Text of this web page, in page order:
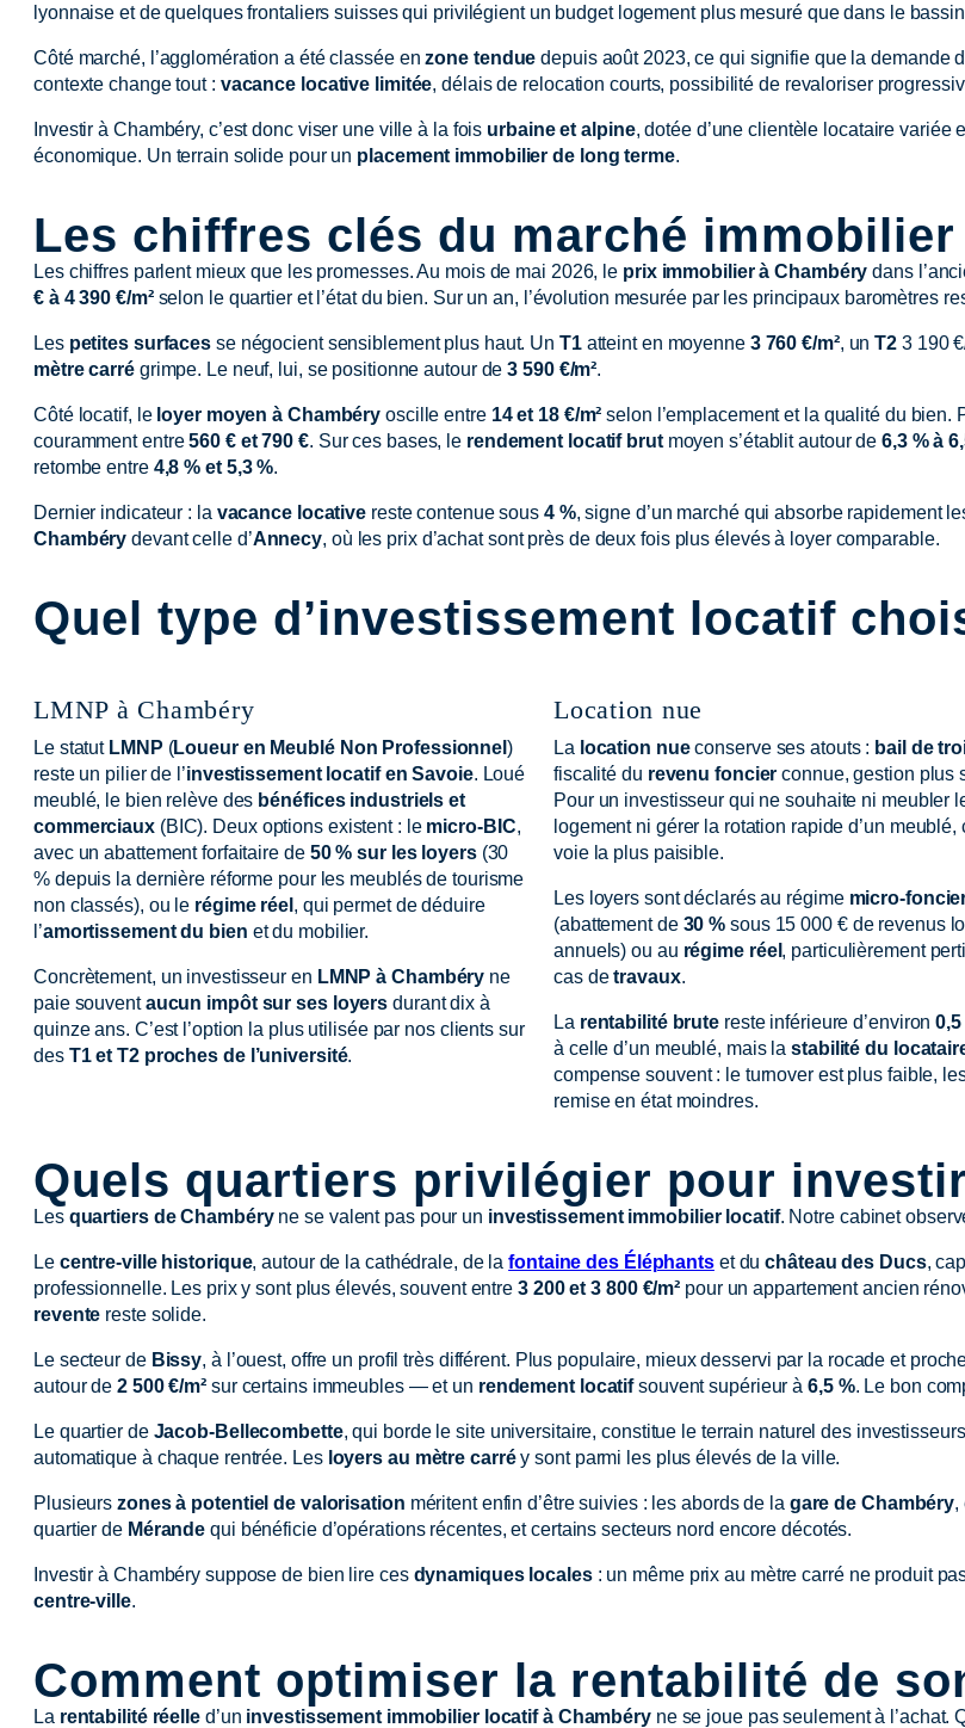
lyonnaise et de quelques frontaliers suisses qui privilégient un budget logement plus mesuré que dans le
Côté marché, l’agglomération a été classée enzone tendue depuis août 2023, ce qui signifie que la demande
contexte change tout : vacance locative limitée, délais de relocation courts, possibilité de revaloriser
Investir à Chambéry, c’est donc viser une ville à la fois urbaine et alpine, dotée d’une clientèle locataire variée
économique. Un terrain solide pour un placement immobilier de long terme.
Les chiffres clés du marché immobilier
Les chiffres parlent mieux que les promesses. Au mois de mai 2026, le prix immobilier à Chambéry dans
€ à 4 390 €/m²selon le quartier et l’état du bien. Sur un an, l’évolution mesurée par les principaux baromètres
Les petites surfaces se négocient sensiblement plus haut. Un T1atteint en moyenne 3 760 €/m², unT2 3 190
mètre carrégrimpe. Le neuf, lui, se positionne autour de3 590 €/m².
Côté locatif, le loyer moyen à Chambéry oscille entre 14 et 18 €/m² selon l’emplacement et la qualité du bien.
couramment entre560 € et 790 €. Sur ces bases, le rendement locatif brutmoyen s’établit autour de6,3 % à
retombe entre 4,8 % et 5,3 %.
Dernier indicateur : la vacance locative reste contenue sous 4 %, signe d’un marché qui absorbe rapidement
Chambéry devant celle d’Annecy, où les prix d’achat sont près de deux fois plus élevés à loyer comparable.
Quel type d’investissement locatif
LMNP à Chambéry
Le statut LMNP (Loueur en Meublé Non Professionnel)
reste un pilier de l’investissement locatif en Savoie. Loué
meublé, le bien relève des bénéfices industriels et
commerciaux(BIC). Deux options existent : le micro-BIC,
avec un abattement forfaitaire de 50 % sur les loyers(30
% depuis la dernière réforme pour les meublés de tourisme
non classés), ou le régime réel , qui permet de déduire
l’amortissement du bien et du mobilier.
Concrètement, un investisseur en LMNP à Chambéry ne
paie souventaucun impôt sur ses loyers durant dix à
quinze ans. C’est l’option la plus utilisée par nos clients sur
des T1 et T2 proches de l’université.
Location nue
La location nueconserve ses atouts : bail de
fiscalité du revenu foncier connue, gestion plus
Pour un investisseur qui ne souhaite ni meubler
logement ni gérer la rotation rapide d’un meublé,
voie la plus paisible.
Les loyers sont déclarés au régime micro-
(abattement de 30 % sous 15 000 € de revenus
annuels) ou au régime réel , particulièrement
cas detravaux.
La rentabilité brute reste inférieure d’environ
à celle d’un meublé, mais lastabilité du
compense souvent : le turnover est plus faible,
remise en état moindres.
Quels quartiers privilégier pour
Les quartiers de Chambéryne se valent pas pour un investissement immobilier locatif. Notre cabinet
Le centre-ville historique, autour de la cathédrale, de lafontaine des Éléphantset duchâteau des Ducs,
professionnelle. Les prix y sont plus élevés, souvent entre 3 200 et 3 800 €/m² pour un appartement ancien
revente reste solide.
Le secteur de Bissy, à l’ouest, offre un profil très différent. Plus populaire, mieux desservi par la rocade et
autour de2 500 €/m² sur certains immeubles — et un rendement locatifsouvent supérieur à6,5 %. Le bon
Le quartier de Jacob-Bellecombette, qui borde le site universitaire, constitue le terrain naturel des investisseurs
automatique à chaque rentrée. Les loyers au mètre carréy sont parmi les plus élevés de la ville.
Plusieurs zones à potentiel de valorisation méritent enfin d’être suivies : les abords de la gare de Chambéry,
quartier de Mérande qui bénéficie d’opérations récentes, et certains secteurs nord encore décotés.
Investir à Chambéry suppose de bien lire ces dynamiques locales: un même prix au mètre carré ne produit
centre-ville.
Comment optimiser la rentabilité de
La rentabilité réelled’un investissement immobilier locatif à Chambéryne se joue pas seulement à l’achat.